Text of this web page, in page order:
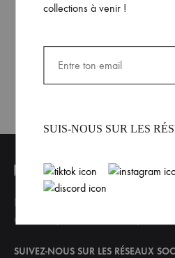
La marque de Fr1ngue de ton
en savoir plus sur notre marque, tu
SUIVEZ-NOUS SUR LES RÉSEAUX
collections à venir !
SUIS-NOUS SUR LES